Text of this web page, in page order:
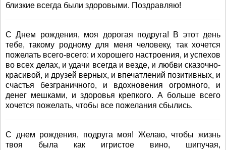
близкие всегда были здоровыми. Поздравляю!
С Днем рождения, моя дорогая подруга! В этот день
тебе, такому родному для меня человеку, так хочется
пожелать всего-всего: и хорошего настроения, и успехов
во всех делах, и удачи всегда и везде, и любви сказочно-
красивой, и друзей верных, и впечатлений позитивных, и
счастья безграничного, и вдохновения огромного, и
денег мешками, и здоровья крепкого. А больше всего
хочется пожелать, чтобы все пожелания сбылись.
С днем рождения, подруга моя! Желаю, чтобы жизнь
твоя была как игристое вино, шипучая,